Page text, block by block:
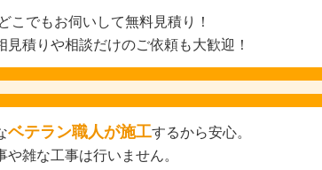
こでもお伺いして無料見積り！
見積りや相談だけのご依頼も大歓迎！
ベテラン職人が施工するから安心。
や雑な工事は行いません。